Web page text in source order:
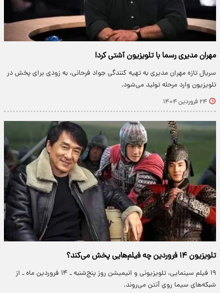
مهران مدیری رسما با تلویزیون آشتی کرد!
سریال تازه مهران مدیری به تهیه کنندگی جواد فرحانی، به زودی برای پخش در
تلویزیون وارد مرحله تولید می‌شود.
۲۴ فروردین ۱۴۰۴
تلویزیون ۱۴ فروردین چه فیلم‌هایی پخش می‌کند؟
۱۹ فیلم سینمایی، تلویزیونی و انیمیشن روز پنج‌شنبه ـ ۱۴ فروردین ماه ـ از
شبکه‌های سیما روی آنتن می‌روند.